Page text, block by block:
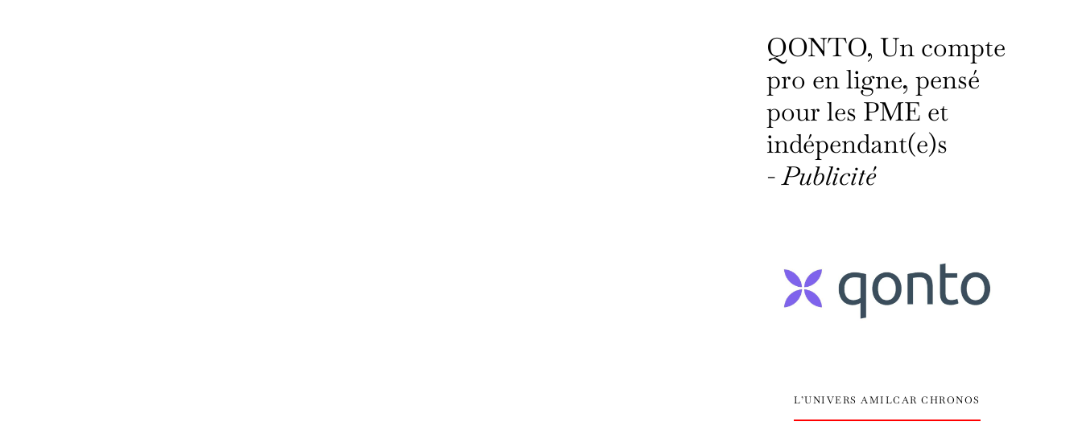
QONTO, Un compte
pro en ligne, pensé
pour les PME et
indépendant(e)s
-Publicité
L’UNIVERS AMILCAR CHRONOS